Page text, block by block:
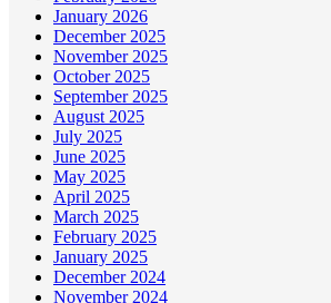
January 2026
December 2025
November 2025
October 2025
September 2025
August 2025
July 2025
June 2025
May 2025
April 2025
March 2025
February 2025
January 2025
December 2024
November 2024